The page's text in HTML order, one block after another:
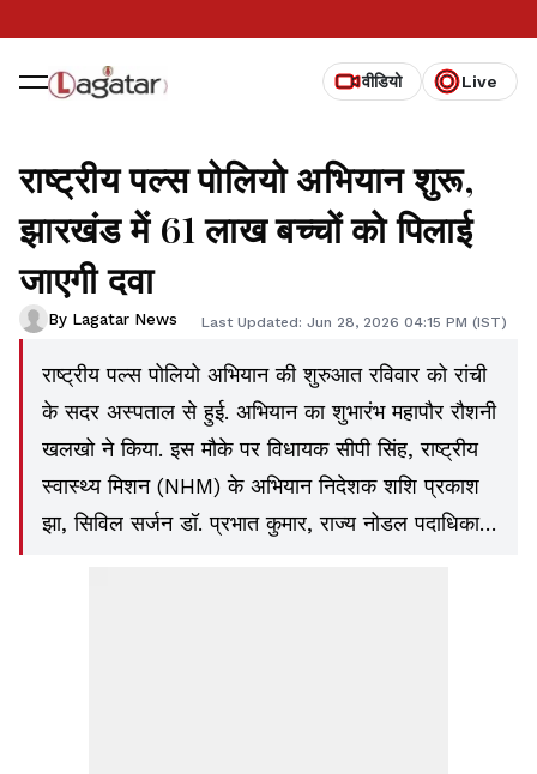
वीडियो Live
राष्ट्रीय पल्स पोलियो अभियान शुरू,
झारखंड में 61 लाख बच्चों को पिलाई
जाएगी दवा
By Lagatar News Last Updated: Jun 28, 2026 04:15 PM (IST)
राष्ट्रीय पल्स पोलियो अभियान की शुरुआत रविवार को रांची
के सदर अस्पताल से हुई. अभियान का शुभारंभ महापौर रौशनी
खलखो ने किया. इस मौके पर विधायक सीपी सिंह, राष्ट्रीय
स्वास्थ्य मिशन (NHM) के अभियान निदेशक शशि प्रकाश
झा, सिविल सर्जन डॉ. प्रभात कुमार, राज्य नोडल पदाधिकारी